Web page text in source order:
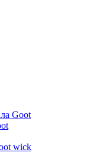
Goot
wick